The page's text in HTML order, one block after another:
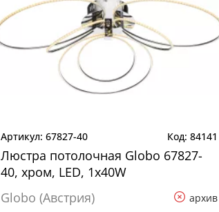
67827-40 84141
Люстра потолочная Globo 67827-
40, хром, LED, 1x40W
Globo (Австрия)
архив